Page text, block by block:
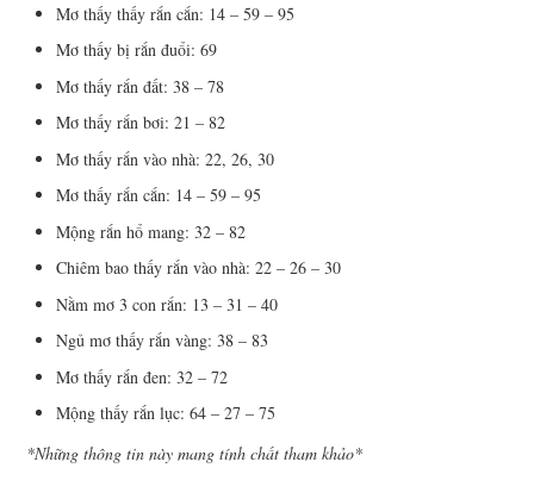
Mơ thấy thấy rắn cắn: 14 – 59 – 95
Mơ thấy bị rắn đuổi: 69
Mơ thấy rắn đất: 38 – 78
Mơ thấy rắn bơi: 21 – 82
Mơ thấy rắn vào nhà: 22, 26, 30
Mơ thấy rắn cắn: 14 – 59 – 95
Mộng rắn hổ mang: 32 – 82
Chiêm bao thấy rắn vào nhà: 22 – 26 – 30
Nằm mơ 3 con rắn: 13 – 31 – 40
Ngủ mơ thấy rắn vàng: 38 – 83
Mơ thấy rắn đen: 32 – 72
Mộng thấy rắn lục: 64 – 27 – 75
*Những thông tin này mang tính chất tham khảo*